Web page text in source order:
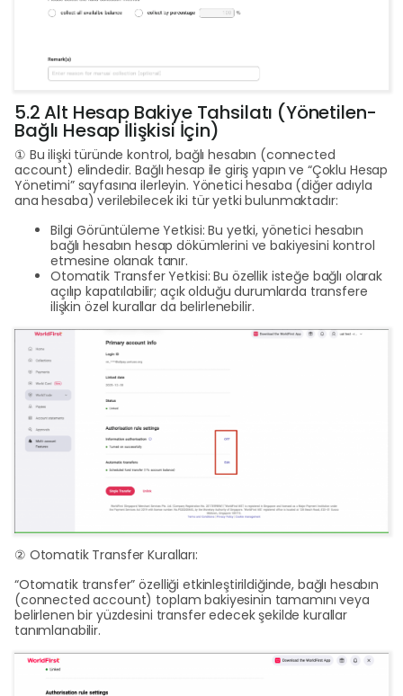
5.2 Alt Hesap Bakiye Tahsilatı (Yönetilen-
Bağlı Hesap İlişkisi İçin)
① Bu ilişki türünde kontrol, bağlı hesabın (connected
account) elindedir. Bağlı hesap ile giriş yapın ve “Çoklu Hesap
Yönetimi” sayfasına ilerleyin. Yönetici hesaba (diğer adıyla
ana hesaba) verilebilecek iki tür yetki bulunmaktadır:
Bilgi Görüntüleme Yetkisi: Bu yetki, yönetici hesabın
bağlı hesabın hesap dökümlerini ve bakiyesini kontrol
etmesine olanak tanır.
Otomatik Transfer Yetkisi: Bu özellik isteğe bağlı olarak
açılıp kapatılabilir; açık olduğu durumlarda transfere
ilişkin özel kurallar da belirlenebilir.
② Otomatik Transfer Kuralları:
“Otomatik transfer” özelliği etkinleştirildiğinde, bağlı hesabın
(connected account) toplam bakiyesinin tamamını veya
belirlenen bir yüzdesini transfer edecek şekilde kurallar
tanımlanabilir.